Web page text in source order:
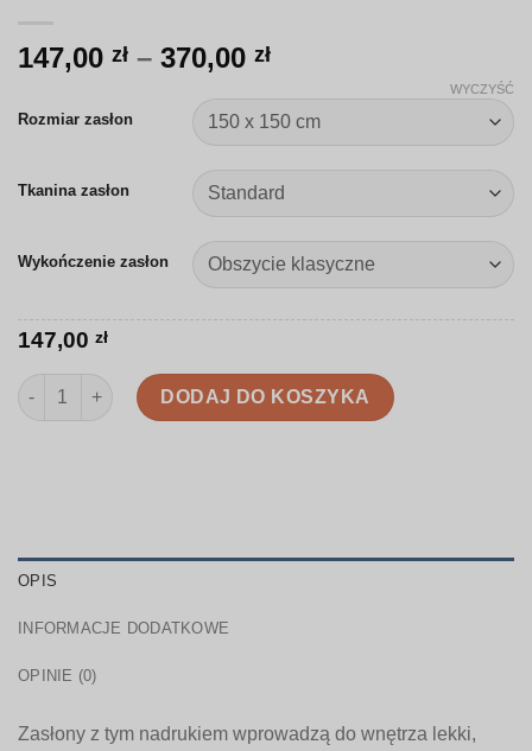
147,00 zł – 370,00 złZakres
od
147,00 zł
do
370,00 zł
Rozmiar zasłon
Tkanina zasłon
Wykończenie zasłon
WYCZYŚĆ
147,00 zł
ilość Zasłona | Ręcznie rysowane dinozaury w jasnej
DODAJ DO KOSZYKA
OPIS
INFORMACJE DODATKOWE
OPINIE (0)
Zasłony z tym nadrukiem wprowadzą do wnętrza lekki,